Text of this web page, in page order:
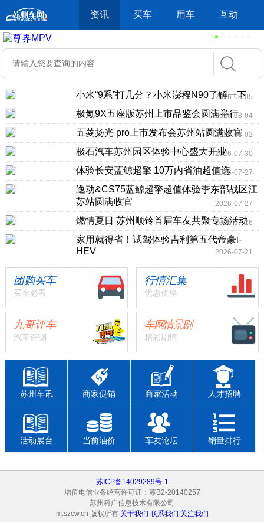
资讯 买车 用车 互动
小米“9系”打几分？小米澎程N90了解一下
2026-08-05
极氪9X五座版苏州上市品鉴会圆满举行
2026-08-04
五菱扬光 pro上市发布会苏州站圆满收官
2026-08-02
极石汽车苏州园区体验中心盛大开业2026-07-30
体验长安蓝鲸超擎 10万内省油超值选2026-07-27
逸动&CS75蓝鲸超擎超值体验季东部战区江
苏站圆满收官
2026-07-27
燃情夏日 苏州顺铃首届车友共聚专场活动
2026-07-26
家用就得省！试驾体验吉利第五代帝豪i-
HEV
2026-07-21
团购买车
买车必看
行情汇集
优惠价格
九哥评车
汽车评测
车网情景剧
精彩剧情
苏州车讯 商家促销 商家活动 人才招聘
活动展台 当前油价 车友论坛 销量排行
苏ICP备14029289号-1
增值电信业务经营许可证：苏B2-20140257
苏州科广信息技术有限公司
m.szcw.cn 版权所有 关于我们 联系我们 关注我们